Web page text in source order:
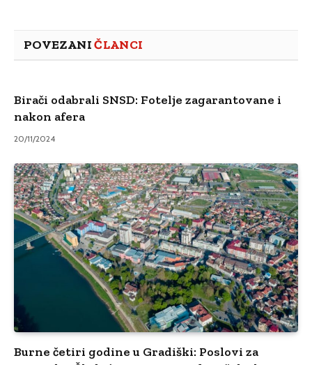
POVEZANIČLANCI
Birači odabrali SNSD: Fotelje zagarantovane i
nakon afera
20/11/2024
Burne četiri godine u Gradiški: Poslovi za